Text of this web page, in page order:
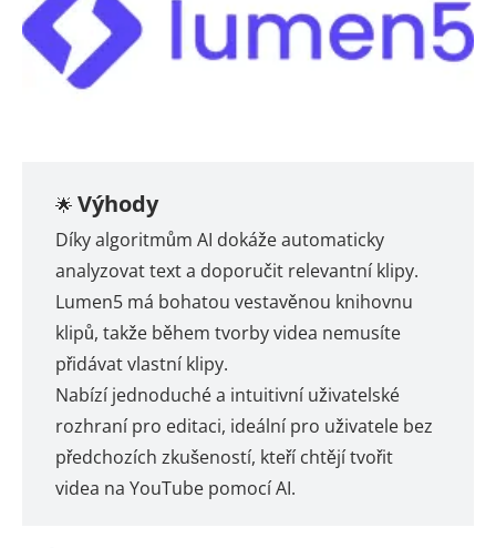
🌟 Výhody
Díky algoritmům AI dokáže automaticky
analyzovat text a doporučit relevantní klipy.
Lumen5 má bohatou vestavěnou knihovnu
klipů, takže během tvorby videa nemusíte
přidávat vlastní klipy.
Nabízí jednoduché a intuitivní uživatelské
rozhraní pro editaci, ideální pro uživatele bez
předchozích zkušeností, kteří chtějí tvořit
videa na YouTube pomocí AI.